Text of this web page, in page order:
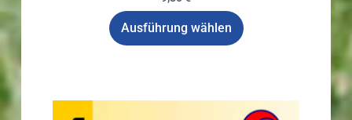
Ausführung wählen